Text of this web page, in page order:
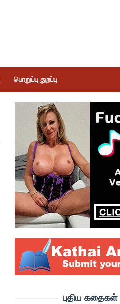
பொறுப்பு துறப்பு
புதிய கதைகள்